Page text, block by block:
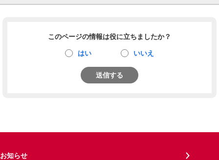
このページの情報は役に立ちましたか？
はい いいえ
送信する
お知らせ